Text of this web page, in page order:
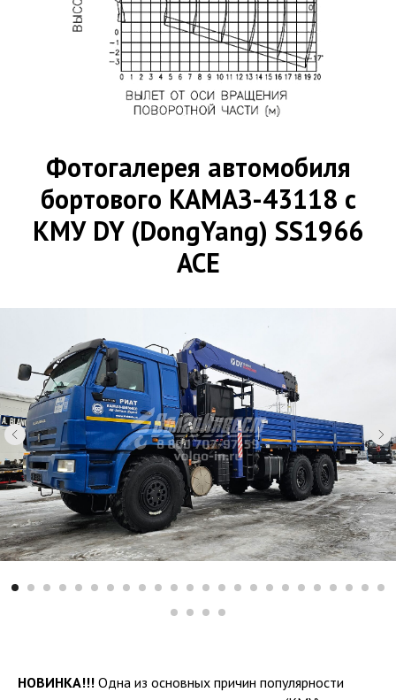
Фотогалерея автомобиля
бортового КАМАЗ-43118 с
КМУ DY (DongYang) SS1966
ACE
НОВИНКА!!! Одна из основных причин популярности